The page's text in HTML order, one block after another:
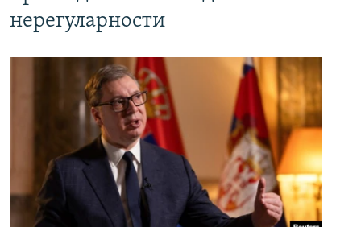
нерегуларности